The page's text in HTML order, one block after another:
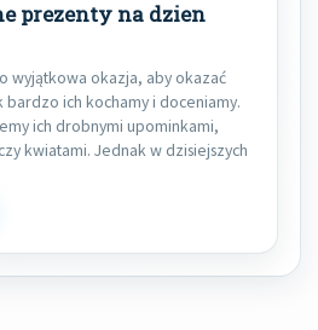
prezenty na dzien
wyjątkowa okazja, aby okazać
bardzo ich kochamy i doceniamy.
ich drobnymi upominkami,
kwiatami. Jednak w dzisiejszych